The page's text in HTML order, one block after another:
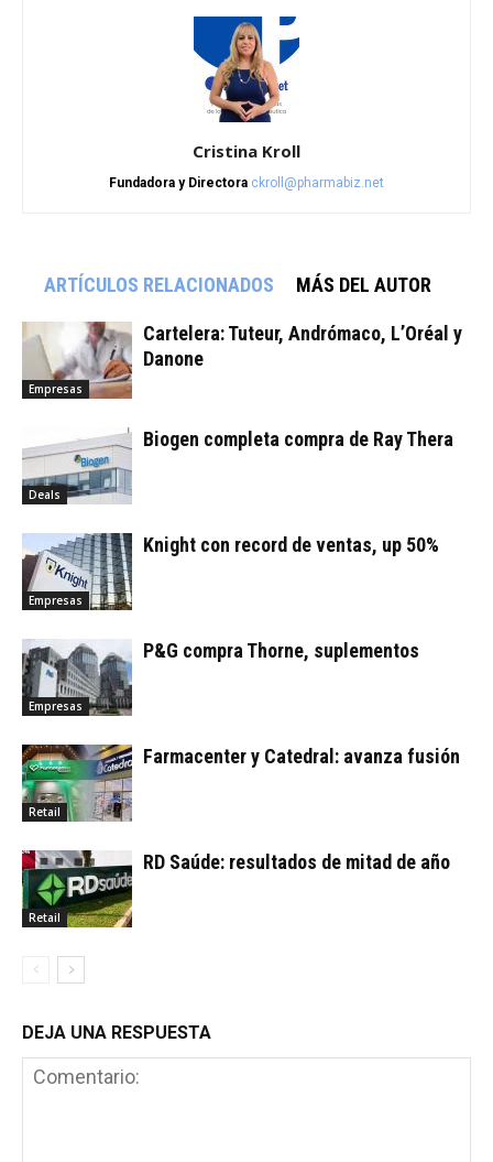
Cristina Kroll
Fundadora y Directora ckroll@pharmabiz.net
ARTÍCULOS RELACIONADOS MÁS DEL AUTOR
Empresas
Cartelera: Tuteur, Andrómaco, L’Oréal y
Danone
Deals
Biogen completa compra de Ray Thera
Empresas
Knight con record de ventas, up 50%
Empresas
P&G compra Thorne, suplementos
Retail
Farmacenter y Catedral: avanza fusión
Retail
RD Saúde: resultados de mitad de año
DEJA UNA RESPUESTA